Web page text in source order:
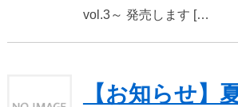
vol.3～ 発売します […
【お知らせ】